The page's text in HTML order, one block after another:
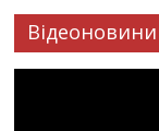
Відеоновини